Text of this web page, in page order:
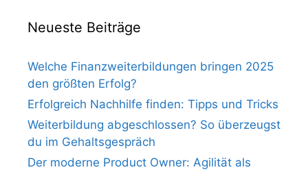
Neueste Beiträge
Welche Finanzweiterbildungen bringen 2025
den größten Erfolg?
Erfolgreich Nachhilfe finden: Tipps und Tricks
Weiterbildung abgeschlossen? So überzeugst
du im Gehaltsgespräch
Der moderne Product Owner: Agilität als